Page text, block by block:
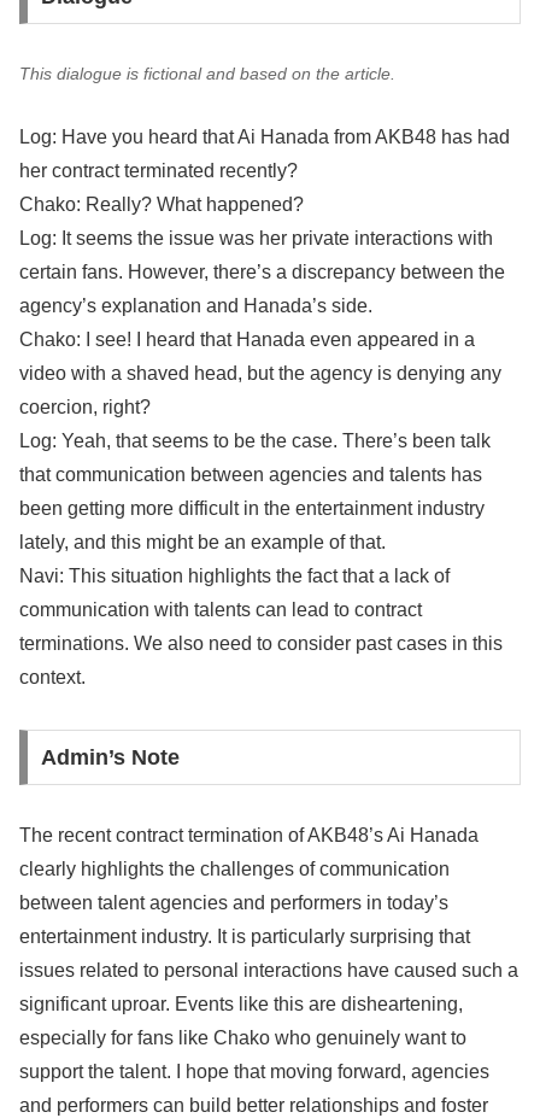
This dialogue is fictional and based on the article.
Log: Have you heard that Ai Hanada from AKB48 has had
her contract terminated recently?
Chako: Really? What happened?
Log: It seems the issue was her private interactions with
certain fans. However, there’s a discrepancy between the
agency’s explanation and Hanada’s side.
Chako: I see! I heard that Hanada even appeared in a
video with a shaved head, but the agency is denying any
coercion, right?
Log: Yeah, that seems to be the case. There’s been talk
that communication between agencies and talents has
been getting more difficult in the entertainment industry
lately, and this might be an example of that.
Navi: This situation highlights the fact that a lack of
communication with talents can lead to contract
terminations. We also need to consider past cases in this
context.
Admin’s Note
The recent contract termination of AKB48’s Ai Hanada
clearly highlights the challenges of communication
between talent agencies and performers in today’s
entertainment industry. It is particularly surprising that
issues related to personal interactions have caused such a
significant uproar. Events like this are disheartening,
especially for fans like Chako who genuinely want to
support the talent. I hope that moving forward, agencies
and performers can build better relationships and foster